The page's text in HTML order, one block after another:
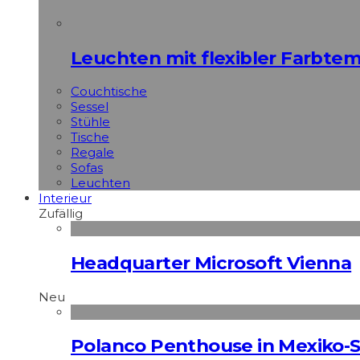
Leuchten mit flexibler
Couchtische
Sessel
Stühle
Tische
Regale
Sofas
Leuchten
Interieur
Zufällig
Headquarter Microsoft Vienna
Neu
Polanco Penthouse in Mexiko-